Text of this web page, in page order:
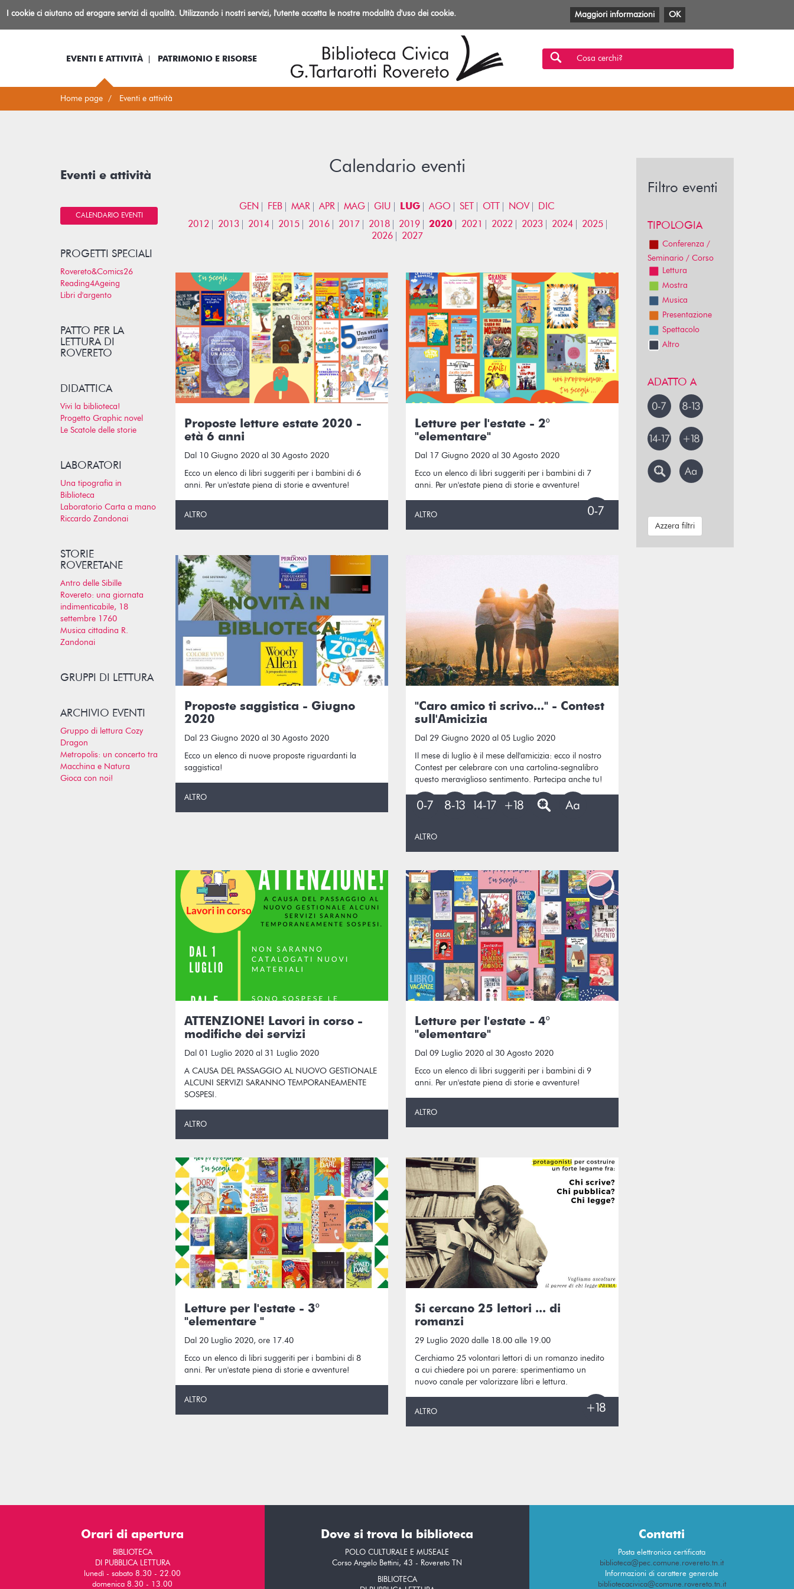
BibliotecaIo sono... Log-in Informazioni
Facebook
TwitterYouTube
Anobii
SBTMlol
EVENTI E ATTIVITÀ PATRIMONIO E RISORSE Cosa cerchi?
Home page Eventi e attività
Calendario eventi
GEN FEB MAR APR MAG GIU LUG AGO SET OTT NOV
DIC
2012
2013 2014 2015 2016 2017 2018 2019 2020 2021 2022 2023 2024
2025
2026
2027
Proposte letture estate 2020 -
età 6 anni
Dal 10 Giugno 2020 al 30 Agosto 2020
Ecco un elenco di libri suggeriti per i bambini di 6
anni. Per un'estate piena di storie e avventure!
ALTRO
Letture per l'estate - 2°
"elementare"
Dal 17 Giugno 2020 al 30 Agosto 2020
Ecco un elenco di libri suggeriti per i bambini di 7
anni. Per un'estate piena di storie e avventure!
ALTRO
Proposte saggistica - Giugno
2020
Dal 23 Giugno 2020 al 30 Agosto 2020
Ecco un elenco di nuove proposte riguardanti la
saggistica!
ALTRO
"Caro amico ti scrivo..." - Contest
sull'Amicizia
Dal 29 Giugno 2020 al 05 Luglio 2020
Il mese di luglio è il mese dell'amicizia: ecco il nostro
Contest per celebrare con una cartolina-segnalibro
questo meraviglioso sentimento. Partecipa anche tu!
ALTRO
ATTENZIONE! Lavori in corso -
modifiche dei servizi
Dal 01 Luglio 2020 al 31 Luglio 2020
A CAUSA DEL PASSAGGIO AL NUOVO GESTIONALE
ALCUNI SERVIZI SARANNO TEMPORANEAMENTE
SOSPESI.
ALTRO
Letture per l'estate - 4°
"elementare"
Dal 09 Luglio 2020 al 30 Agosto 2020
Ecco un elenco di libri suggeriti per i bambini di 9
anni. Per un'estate piena di storie e avventure!
ALTRO
Letture per l'estate - 3°
"elementare "
Dal 20 Luglio 2020, ore 17.40
Ecco un elenco di libri suggeriti per i bambini di 8
anni. Per un'estate piena di storie e avventure!
ALTRO
Si cercano 25 lettori ... di
romanzi
29 Luglio 2020 dalle 18.00 alle 19.00
Cerchiamo 25 volontari lettori di un romanzo inedito
a cui chiedere poi un parere: sperimentiamo un
nuovo canale per valorizzare libri e lettura.
ALTRO
Eventi e attività
CALENDARIO EVENTI
PROGETTI SPECIALI
Rovereto&Comics26
Reading4Ageing
Libri d'argento
PATTO PER LA
LETTURA DI
ROVERETO
DIDATTICA
Vivi la biblioteca!
Progetto Graphic novel
Le Scatole delle storie
LABORATORI
Una tipografia in
Biblioteca
Laboratorio Carta a mano
Riccardo Zandonai
STORIE
ROVERETANE
Antro delle Sibille
Rovereto: una giornata
indimenticabile, 18
settembre 1760
Musica cittadina R.
Zandonai
GRUPPI DI LETTURA
ARCHIVIO EVENTI
Gruppo di lettura Cozy
Dragon
Metropolis: un concerto tra
Macchina e Natura
Gioca con noi!
Filtro eventi
TIPOLOGIA
Conferenza /
Seminario / Corso
Lettura
Mostra
Musica
Presentazione
Spettacolo
Altro
ADATTO A
Azzera filtri
Orari di apertura
BIBLIOTECA
DI PUBBLICA LETTURA
lunedì - sabato 8.30 - 22.00
domenica 8.30 - 13.00
Dove si trova la biblioteca
POLO CULTURALE E MUSEALE
Corso Angelo Bettini, 43 - Rovereto TN
BIBLIOTECA
Contatti
Posta elettronica certificata
biblioteca@pec.comune.rovereto.tn.it
Informazioni di carattere generale
bibliotecacivica@comune.rovereto.tn.it
I cookie ci aiutano ad erogare servizi di qualità. Utilizzando i nostri servizi, l'utente accetta le nostre modalità d'uso dei cookie. Maggiori informazioni OK